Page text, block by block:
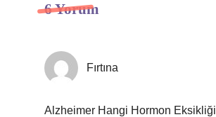
6 Yorum
Fırtına
Alzheimer Hangi Hormon Eksikliği